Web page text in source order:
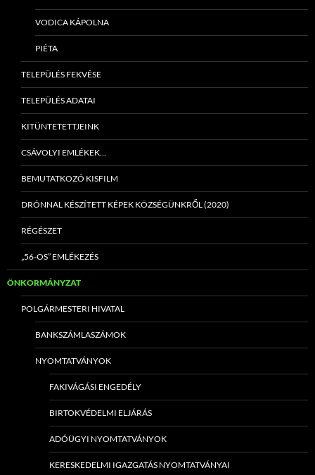
VODICA KÁPOLNA
PIÉTA
TELEPÜLÉS FEKVÉSE
TELEPÜLÉS ADATAI
KITÜNTETETTJEINK
CSÁVOLYI EMLÉKEK…
BEMUTATKOZÓ KISFILM
DRÓNNAL KÉSZÍTETT KÉPEK KÖZSÉGÜNKRŐL (2020)
RÉGÉSZET
„56-OS” EMLÉKEZÉS
ÖNKORMÁNYZAT
POLGÁRMESTERI HIVATAL
BANKSZÁMLASZÁMOK
NYOMTATVÁNYOK
FAKIVÁGÁSI ENGEDÉLY
BIRTOKVÉDELMI ELJÁRÁS
ADÓÜGYI NYOMTATVÁNYOK
KERESKEDELMI IGAZGATÁS NYOMTATVÁNYAI